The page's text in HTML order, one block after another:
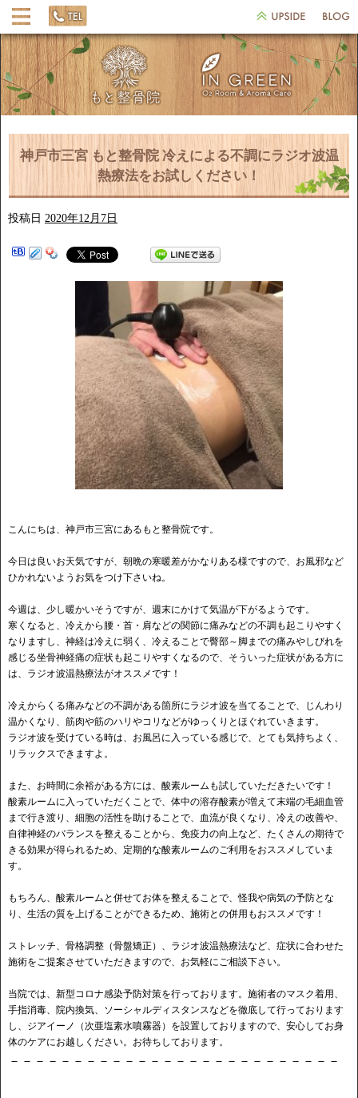
神戸市三宮 もと整骨院 冷えによる不調にラジオ波温
熱療法をお試しください！
投稿日 2020年12月7日
こんにちは、神戸市三宮にあるもと整骨院です。
今日は良いお天気ですが、朝晩の寒暖差がかなりある様ですので、お風邪など
ひかれないようお気をつけ下さいね。
今週は、少し暖かいそうですが、週末にかけて気温が下がるようです。
寒くなると、冷えから腰・首・肩などの関節に痛みなどの不調も起こりやすく
なりますし、神経は冷えに弱く、冷えることで臀部～脚までの痛みやしびれを
感じる坐骨神経痛の症状も起こりやすくなるので、そういった症状がある方に
は、ラジオ波温熱療法がオススメです！
冷えからくる痛みなどの不調がある箇所にラジオ波を当てることで、じんわり
温かくなり、筋肉や筋のハリやコリなどがゆっくりとほぐれていきます。
ラジオ波を受けている時は、お風呂に入っている感じで、とても気持ちよく、
リラックスできますよ。
また、お時間に余裕がある方には、酸素ルームも試していただきたいです！
酸素ルームに入っていただくことで、体中の溶存酸素が増えて末端の毛細血管
まで行き渡り、細胞の活性を助けることで、血流が良くなり、冷えの改善や、
自律神経のバランスを整えることから、免疫力の向上など、たくさんの期待で
きる効果が得られるため、定期的な酸素ルームのご利用をおススメしていま
す。
もちろん、酸素ルームと併せてお体を整えることで、怪我や病気の予防とな
り、生活の質を上げることができるため、施術との併用もおススメです！
ストレッチ、骨格調整（骨盤矯正）、ラジオ波温熱療法など、症状に合わせた
施術をご提案させていただきますので、お気軽にご相談下さい。
当院では、新型コロナ感染予防対策を行っております。施術者のマスク着用、
手指消毒、院内換気、ソーシャルディスタンスなどを徹底して行っております
し、ジアイーノ（次亜塩素水噴霧器）を設置しておりますので、安心してお身
体のケアにお越しください。お待ちしております。
－－－－－－－－－－－－－－－－－－－－－－－－－－